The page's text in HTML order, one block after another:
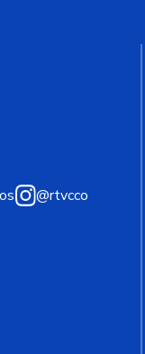
@rtvcco